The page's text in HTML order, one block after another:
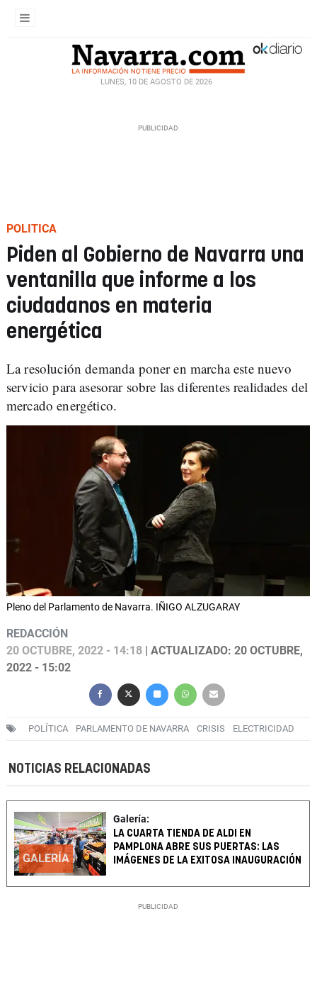
LUNES, 10 DE AGOSTO DE 2026
POLITICA
Piden al Gobierno de Navarra una
ventanilla que informe a los
ciudadanos en materia
energética
La resolución demanda poner en marcha este nuevo
servicio para asesorar sobre las diferentes realidades del
mercado energético.
Pleno del Parlamento de Navarra. IÑIGO ALZUGARAY
REDACCIÓN
20 OCTUBRE, 2022 - 14:18 | ACTUALIZADO: 20 OCTUBRE,
2022 - 15:02
POLÍTICA PARLAMENTO DE NAVARRA CRISIS ELECTRICIDAD
NOTICIAS RELACIONADAS
GALERÍA
Galería:
LA CUARTA TIENDA DE ALDI EN
PAMPLONA ABRE SUS PUERTAS: LAS
IMÁGENES DE LA EXITOSA INAUGURACIÓN